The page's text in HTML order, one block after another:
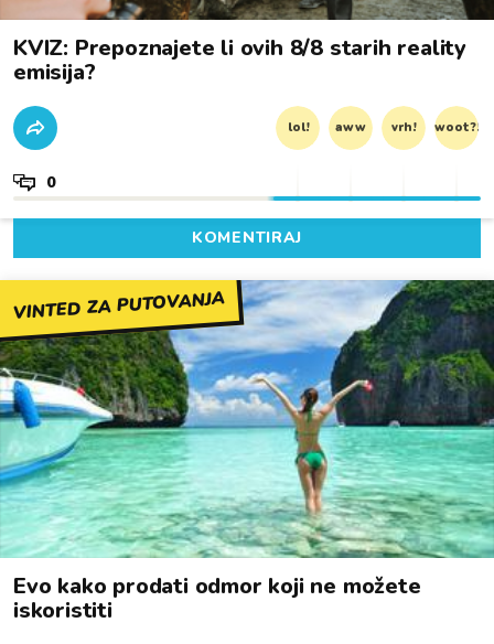
KVIZ: Prepoznajete li ovih 8/8 starih reality
emisija?
lol! aww vrh! woot?!
0
KOMENTIRAJ
VINTED ZA PUTOVANJA
Evo kako prodati odmor koji ne možete
iskoristiti